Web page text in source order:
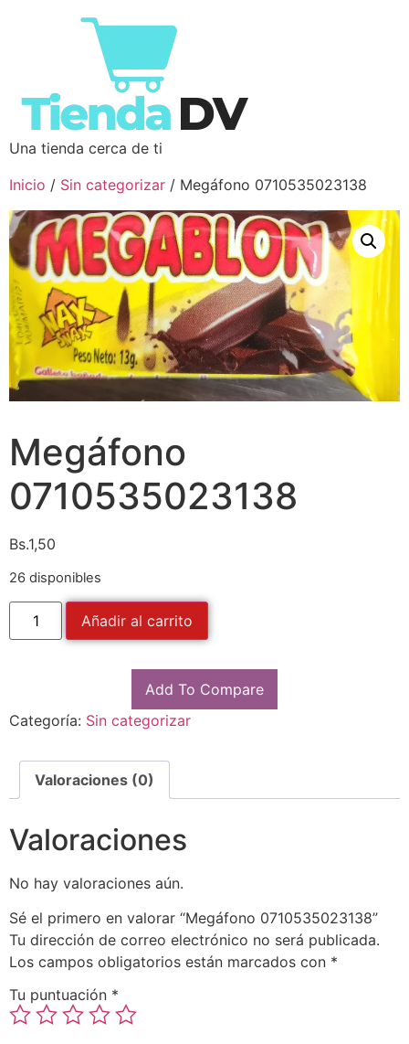
Una tienda cerca de ti
Inicio / Sin categorizar / Megáfono 0710535023138
Megáfono
0710535023138
Bs.1,50
26 disponibles
Añadir al carrito
Add To Compare
Categoría: Sin categorizar
Valoraciones (0)
Valoraciones
No hay valoraciones aún.
Sé el primero en valorar “Megáfono 0710535023138”
Tu dirección de correo electrónico no será publicada.
Los campos obligatorios están marcados con *
Tu puntuación *